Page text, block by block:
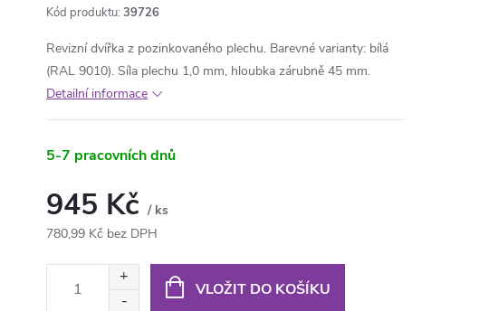
Kód produktu: 39726
Revizní dvířka z pozinkovaného plechu. Barevné varianty: bílá
(RAL 9010). Síla plechu 1,0 mm, hloubka zárubně 45 mm.
Detailní informace
5-7 pracovních dnů
945 Kč / ks
780,99 Kč bez DPH
VLOŽIT DO KOŠÍKU